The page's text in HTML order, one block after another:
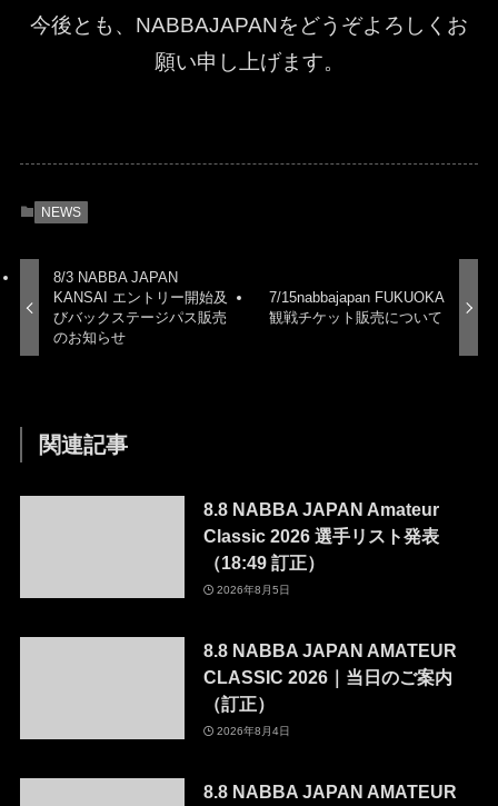
今後とも、NABBAJAPANをどうぞよろしくお
願い申し上げます。
NEWS
8/3 NABBA JAPAN
KANSAI エントリー開始及
びバックステージパス販売
のお知らせ
7/15nabbajapan FUKUOKA
観戦チケット販売について
関連記事
8.8 NABBA JAPAN Amateur
Classic 2026 選手リスト発表
（18:49 訂正）
2026年8月5日
8.8 NABBA JAPAN AMATEUR
CLASSIC 2026｜当日のご案内
（訂正）
2026年8月4日
8.8 NABBA JAPAN AMATEUR